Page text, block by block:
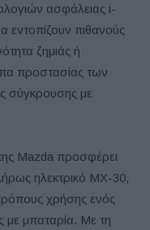
ασφάλειας i-
πιθανούς
ζημιάς ή
προστασίας των
σύγκρουσης με
Mazda προσφέρει
ηλεκτρικό MX-30,
χρήσης ενός
με μπαταρία. Με τη